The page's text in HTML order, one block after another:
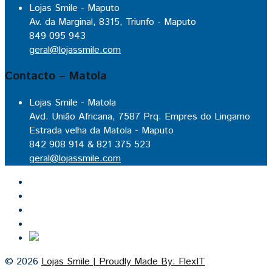
Lojas Smile - Maputo
Av. da Marginal, 8315, Triunfo - Maputo
849 095 943
geral@lojassmile.com
Contacto – Matola
Lojas Smile - Matola
Avd. União Africana, 7587 Prq. Empres do Lingamo
Estrada velha da Matola - Maputo
842 908 914 & 821 375 523
geral@lojassmile.com
© 2026 Lojas Smile | Proudly Made By: FlexIT